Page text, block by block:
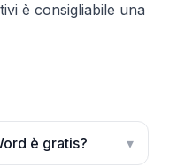
è consigliabile una
è gratis? ▾